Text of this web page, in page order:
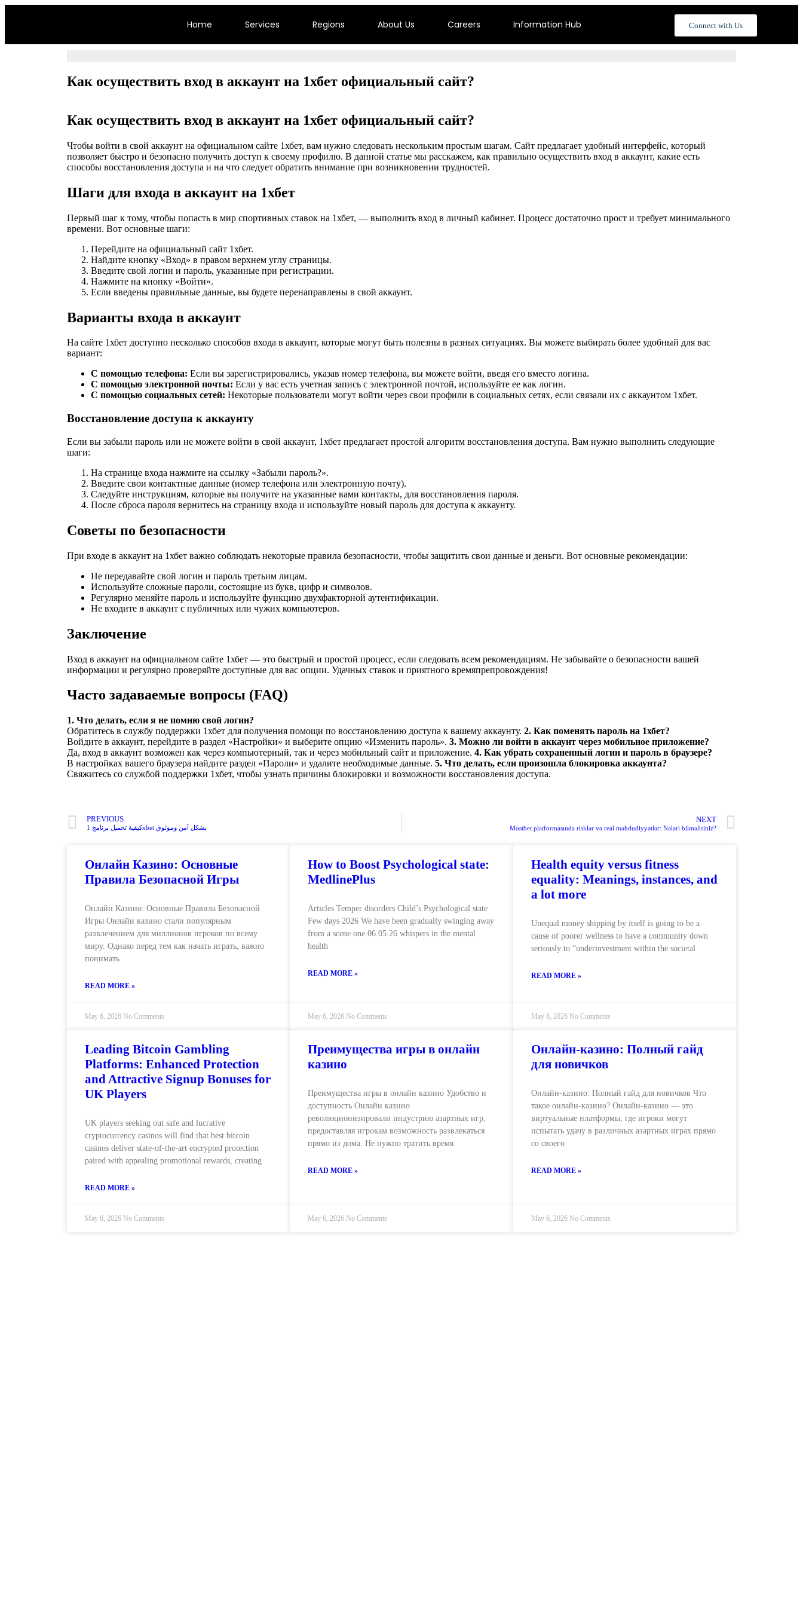
Home Services Regions About Us Careers Information Hub Connect with Us
Как осуществить вход в аккаунт на 1хбет официальный сайт?
Как осуществить вход в аккаунт на 1хбет официальный сайт?
Чтобы войти в свой аккаунт на официальном сайте 1хбет, вам нужно следовать нескольким простым шагам. Сайт предлагает удобный интерфейс, который
позволяет быстро и безопасно получить доступ к своему профилю. В данной статье мы расскажем, как правильно осуществить вход в аккаунт, какие есть
способы восстановления доступа и на что следует обратить внимание при возникновении трудностей.
Шаги для входа в аккаунт на 1хбет
Первый шаг к тому, чтобы попасть в мир спортивных ставок на 1хбет, — выполнить вход в личный кабинет. Процесс достаточно прост и требует минимального
времени. Вот основные шаги:
Перейдите на официальный сайт 1хбет.
Найдите кнопку «Вход» в правом верхнем углу страницы.
Введите свой логин и пароль, указанные при регистрации.
Нажмите на кнопку «Войти».
Если введены правильные данные, вы будете перенаправлены в свой аккаунт.
Варианты входа в аккаунт
На сайте 1хбет доступно несколько способов входа в аккаунт, которые могут быть полезны в разных ситуациях. Вы можете выбирать более удобный для вас
вариант:
С помощью телефона: Если вы зарегистрировались, указав номер телефона, вы можете войти, введя его вместо логина.
С помощью электронной почты: Если у вас есть учетная запись с электронной почтой, используйте ее как логин.
С помощью социальных сетей: Некоторые пользователи могут войти через свои профили в социальных сетях, если связали их с аккаунтом 1хбет.
Восстановление доступа к аккаунту
Если вы забыли пароль или не можете войти в свой аккаунт, 1хбет предлагает простой алгоритм восстановления доступа. Вам нужно выполнить следующие
шаги:
На странице входа нажмите на ссылку «Забыли пароль?».
Введите свои контактные данные (номер телефона или электронную почту).
Следуйте инструкциям, которые вы получите на указанные вами контакты, для восстановления пароля.
После сброса пароля вернитесь на страницу входа и используйте новый пароль для доступа к аккаунту.
Советы по безопасности
При входе в аккаунт на 1хбет важно соблюдать некоторые правила безопасности, чтобы защитить свои данные и деньги. Вот основные рекомендации:
Не передавайте свой логин и пароль третьим лицам.
Используйте сложные пароли, состоящие из букв, цифр и символов.
Регулярно меняйте пароль и используйте функцию двухфакторной аутентификации.
Не входите в аккаунт с публичных или чужих компьютеров.
Заключение
Вход в аккаунт на официальном сайте 1хбет — это быстрый и простой процесс, если следовать всем рекомендациям. Не забывайте о безопасности вашей
информации и регулярно проверяйте доступные для вас опции. Удачных ставок и приятного времяпрепровождения!
Часто задаваемые вопросы (FAQ)
1. Что делать, если я не помню свой логин?
Обратитесь в службу поддержки 1хбет для получения помощи по восстановлению доступа к вашему аккаунту. 2. Как поменять пароль на 1хбет?
Войдите в аккаунт, перейдите в раздел «Настройки» и выберите опцию «Изменить пароль». 3. Можно ли войти в аккаунт через мобильное приложение?
Да, вход в аккаунт возможен как через компьютерный, так и через мобильный сайт и приложение. 4. Как убрать сохраненный логин и пароль в браузере?
В настройках вашего браузера найдите раздел «Пароли» и удалите необходимые данные. 5. Что делать, если произошла блокировка аккаунта?
Свяжитесь со службой поддержки 1хбет, чтобы узнать причины блокировки и возможности восстановления доступа.
PREVIOUS
كيفية تحميل برنامج 1xbet بشكل آمن وموثوق
NEXT
Mostbet platformasında risklər və real məhdudiyyətlər: Nələri bilməlisiniz?
Онлайн Казино: Основные
Правила Безопасной Игры
Онлайн Казино: Основные Правила Безопасной
Игры Онлайн казино стали популярным
развлечением для миллионов игроков по всему
миру. Однако перед тем как начать играть, важно
понимать
READ MORE »
May 6, 2026 No Comments
How to Boost Psychological state:
MedlinePlus
Articles Temper disorders Child’s Psychological state
Few days 2026 We have been gradually swinging away
from a scene one 06.05.26 whispers in the mental
health
READ MORE »
May 6, 2026 No Comments
Health equity versus fitness
equality: Meanings, instances, and
a lot more
Unequal money shipping by itself is going to be a
cause of poorer wellness to have a community down
seriously to “underinvestment within the societal
READ MORE »
May 6, 2026 No Comments
Leading Bitcoin Gambling
Platforms: Enhanced Protection
and Attractive Signup Bonuses for
UK Players
UK players seeking out safe and lucrative
cryptocurrency casinos will find that best bitcoin
casinos deliver state-of-the-art encrypted protection
paired with appealing promotional rewards, creating
READ MORE »
May 6, 2026 No Comments
Преимущества игры в онлайн
казино
Преимущества игры в онлайн казино Удобство и
доступность Онлайн казино
революционизировали индустрию азартных игр,
предоставляя игрокам возможность развлекаться
прямо из дома. Не нужно тратить время
READ MORE »
May 6, 2026 No Comments
Онлайн-казино: Полный гайд
для новичков
Онлайн-казино: Полный гайд для новичков Что
такое онлайн-казино? Онлайн-казино — это
виртуальные платформы, где игроки могут
испытать удачу в различных азартных играх прямо
со своего
READ MORE »
May 6, 2026 No Comments